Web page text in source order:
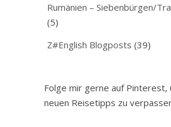
Rumänien – Siebenbürgen/
(5)
Z#English Blogposts (39)
Folge mir gerne auf Pinterest,
neuen Reisetipps zu